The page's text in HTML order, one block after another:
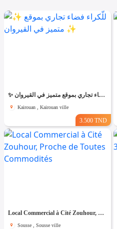
✨ للّكراء فضاء تجاري بموقع متميز في القيروان ✨
Kairouan , Kairouan ville
3.500 TND
Local Commercial à Cité Zouhour, Proche de Toutes Commodités
Sousse , Sousse ville